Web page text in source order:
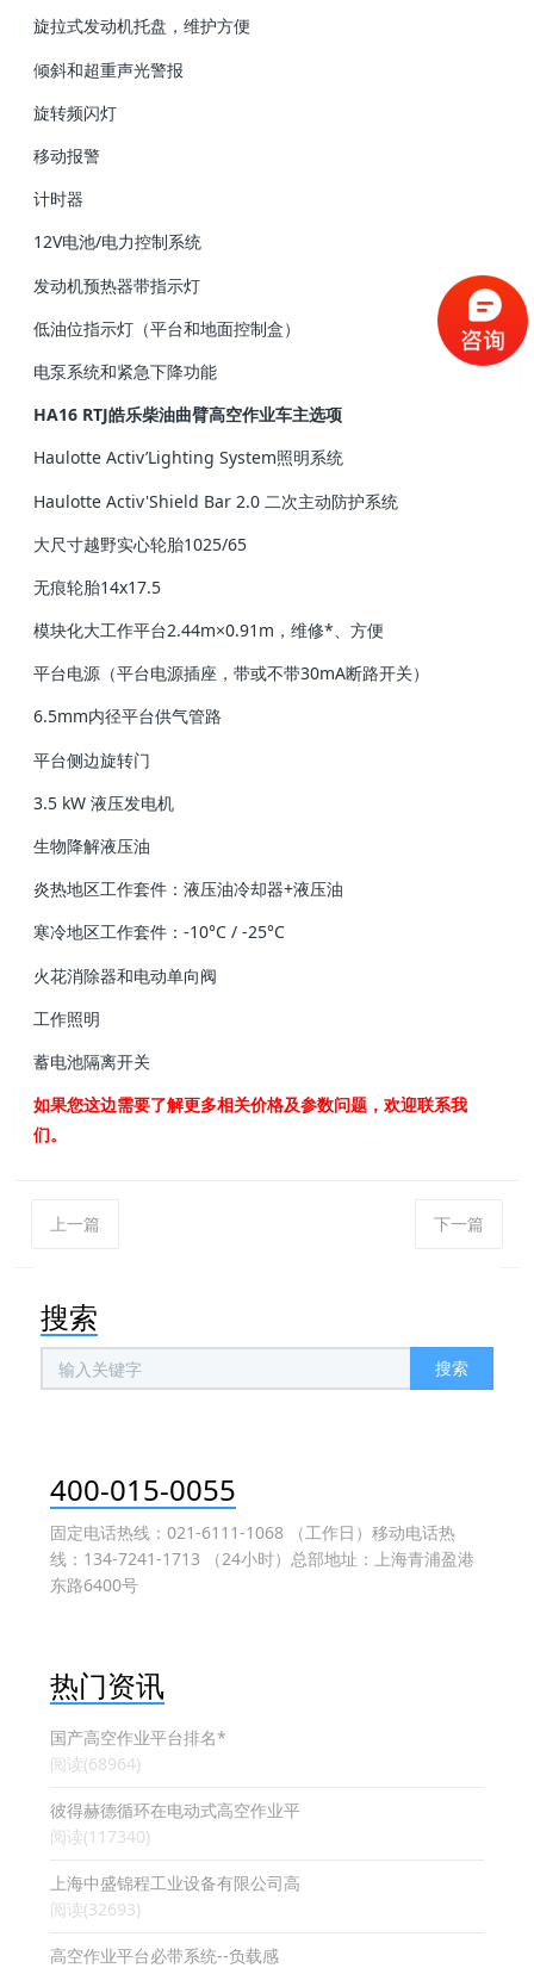
旋拉式发动机托盘，维护方便
倾斜和超重声光警报
旋转频闪灯
移动报警
计时器
12V电池/电力控制系统
发动机预热器带指示灯
低油位指示灯（平台和地面控制盒）
电泵系统和紧急下降功能
HA16 RTJ皓乐柴油曲臂高空作业车主选项
Haulotte Activ’Lighting System照明系统
Haulotte Activ'Shield Bar 2.0 二次主动防护系统
大尺寸越野实心轮胎1025/65
无痕轮胎14x17.5
模块化大工作平台2.44m×0.91m，维修*、方便
平台电源（平台电源插座，带或不带30mA断路开关）
6.5mm内径平台供气管路
平台侧边旋转门
3.5 kW 液压发电机
生物降解液压油
炎热地区工作套件：液压油冷却器+液压油
寒冷地区工作套件：-10°C / -25°C
火花消除器和电动单向阀
工作照明
蓄电池隔离开关
如果您这边需要了解更多相关价格及参数问题，欢迎联系我
们。
上一篇 下一篇
搜索
搜索
400-015-0055
固定电话热线：021-6111-1068 （工作日）移动电话热
线：134-7241-1713 （24小时）总部地址：上海青浦盈港
东路6400号
热门资讯
国产高空作业平台排名*
阅读(68964)
彼得赫德循环在电动式高空作业平
阅读(117340)
上海中盛锦程工业设备有限公司高
阅读(32693)
高空作业平台必带系统--负载感